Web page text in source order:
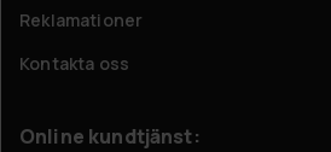
Reklamationer
Kontakta oss
Online kundtjänst: